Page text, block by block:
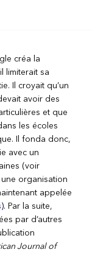
créa la
limiterait sa
Il croyait qu’un
avoir des
et que
les écoles
Il fonda donc,
avec un
(voir
une organisation
appelée
). Par la suite,
par d’autres
Journal of